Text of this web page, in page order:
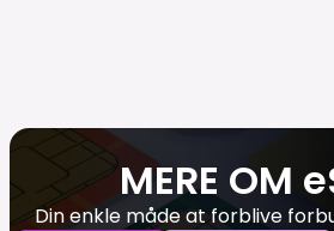
MERE OM
Din enkle måde at forblive